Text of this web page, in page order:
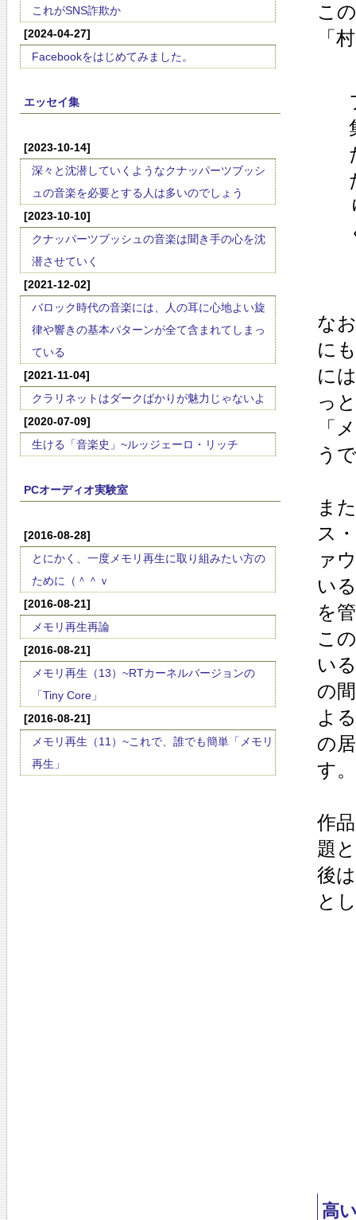
これがSNS詐欺か
[2024-04-27]
Facebookをはじめてみました。
エッセイ集
[2023-10-14]
深々と沈潜していくようなクナッパーツブッシ
ュの音楽を必要とする人は多いのでしょう
[2023-10-10]
クナッパーツブッシュの音楽は聞き手の心を沈
潜させていく
[2021-12-02]
バロック時代の音楽には、人の耳に心地よい旋
律や響きの基本パターンが全て含まれてしまっ
ている
[2021-11-04]
クラリネットはダークばかりが魅力じゃないよ
[2020-07-09]
生ける「音楽史」~ルッジェーロ・リッチ
PCオーディオ実験室
[2016-08-28]
とにかく、一度メモリ再生に取り組みたい方の
ために（＾＾ｖ
[2016-08-21]
メモリ再生再論
[2016-08-21]
メモリ再生（13）~RTカーネルバージョンの
「Tiny Core」
[2016-08-21]
メモリ再生（11）~これで、誰でも簡単「メモリ
再生」
こ
「
な
に
に
っ
「
う
ま
ス
ァ
い
を
こ
い
の
よ
の
す。
作
題
後
と
高